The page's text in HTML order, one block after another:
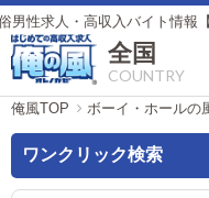
入バイト情報【俺の風】
全国
COUNTRY
俺風TOP ボーイ・ホールの
ワンクリック検索